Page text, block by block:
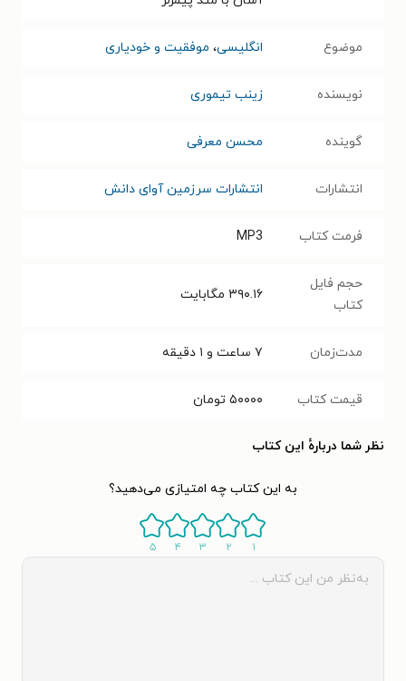
موضوع انگلیسی، موفقیت و خودیاری
نویسنده زینب تیموری
گوینده محسن معرفی
انتشارات انتشارات سرزمین آوای دانش
فرمت کتاب MP3
حجم فایل
کتاب
۳۹۰.۱۶ مگابایت
مدت‌زمان ۷ ساعت و ۱ دقیقه
قیمت کتاب ۵۰۰۰۰ تومان
نظر شما دربارهٔ این کتاب
به این کتاب چه امتیازی می‌دهید؟
۱ ۲ ۳ ۴ ۵